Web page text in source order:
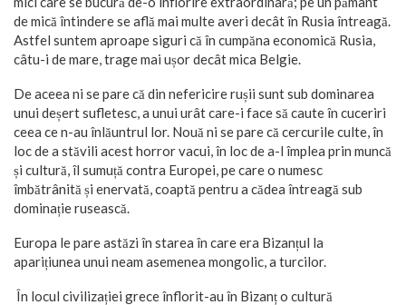
de mică întindere se află mai multe averi decât în Rusia întreagă.
Astfel suntem aproape siguri că în cumpăna economică Rusia,
câtu-i de mare, trage mai ușor decât mica Belgie.
De aceea ni se pare că din nefericire rușii sunt sub dominarea
unui deșert sufletesc, a unui urât care-i face să caute în cuceriri
ceea ce n-au înlăuntrul lor. Nouă ni se pare că cercurile culte, în
loc de a stăvili acest horror vacui, în loc de a-l împlea prin muncă
și cultură, îl sumuță contra Europei, pe care o numesc
îmbătrânită și enervată, coaptă pentru a cădea întreagă sub
dominație rusească.
Europa le pare astăzi în starea în care era Bizanțul la
aparițiunea unui neam asemenea mongolic, a turcilor.
În locul civilizației grece înflorit-au în Bizanț o cultură